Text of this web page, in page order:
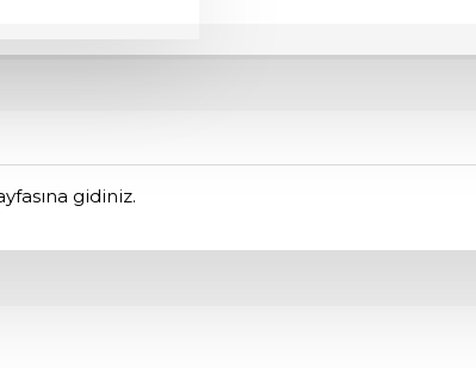
gidiniz.